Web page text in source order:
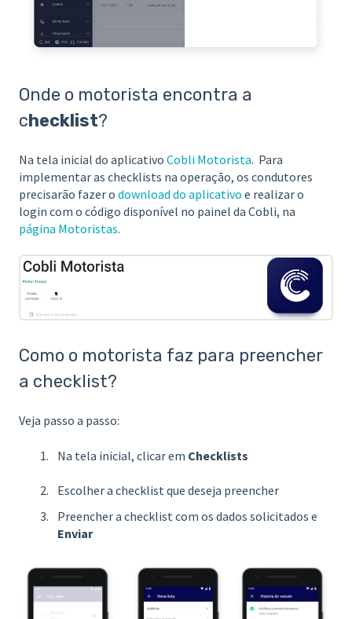
Onde o motorista encontra a
checklist?
Na tela inicial do aplicativo Cobli Motorista. Para
implementar as checklists na operação, os condutores
precisarão fazer o download do aplicativo e realizar o
login com o código disponível no painel da Cobli, na
página Motoristas.
Como o motorista faz para preencher
a checklist?
Veja passo a passo:
Na tela inicial, clicar em Checklists
Escolher a checklist que deseja preencher
Preencher a checklist com os dados solicitados e
Enviar